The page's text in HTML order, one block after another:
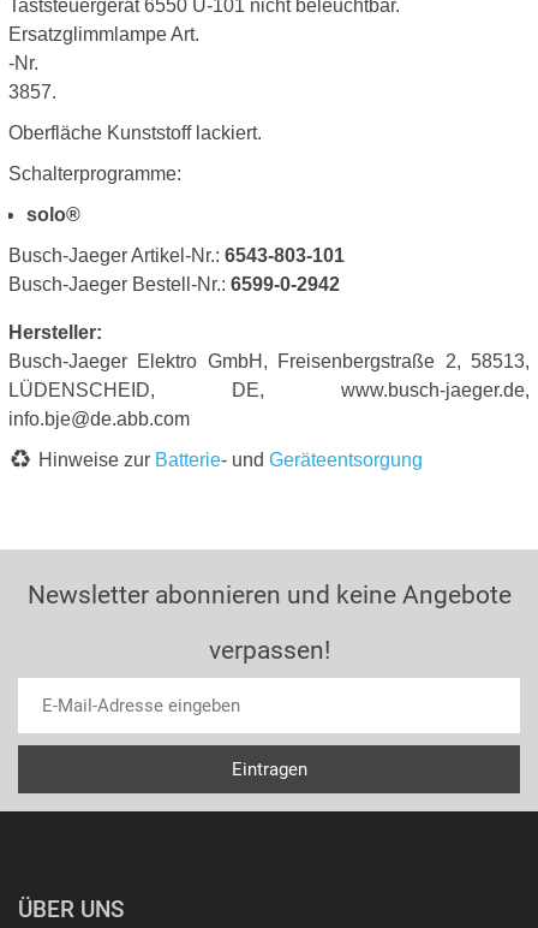
Taststeuergerät 6550 U-101 nicht beleuchtbar.
Ersatzglimmlampe Art.
-Nr.
3857.
Oberfläche Kunststoff lackiert.
Schalterprogramme:
solo®
Busch-Jaeger Artikel-Nr.: 6543-803-101
Busch-Jaeger Bestell-Nr.: 6599-0-2942
Hersteller:
Busch-Jaeger Elektro GmbH, Freisenbergstraße 2, 58513,
LÜDENSCHEID, DE, www.busch-jaeger.de,
info.bje@de.abb.com
Hinweise zur Batterie- und Geräteentsorgung
Newsletter abonnieren und keine Angebote
verpassen!
ÜBER UNS